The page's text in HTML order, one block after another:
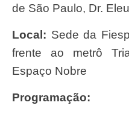
de São Paulo, Dr.
Local: Sede da
frente ao metrô
Espaço Nobre
Programação: